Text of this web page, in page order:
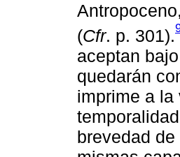
(Cfr. p. 301).
aceptan
quedarán
imprime a la
brevedad